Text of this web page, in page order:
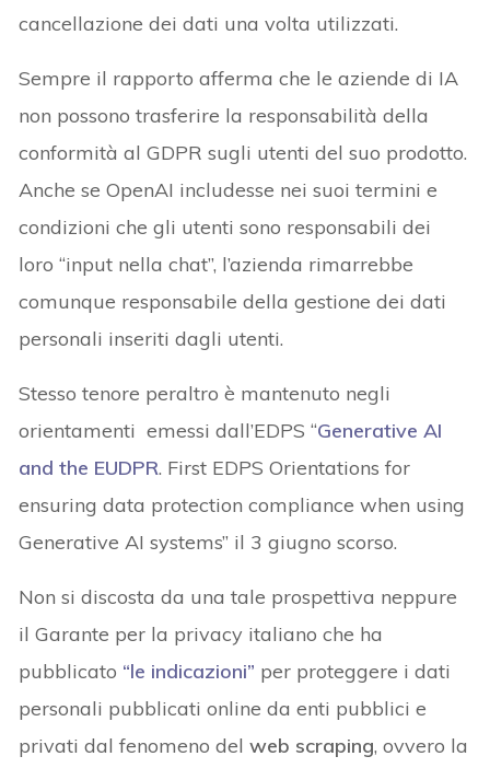
cancellazione dei dati una volta utilizzati.
Sempre il rapporto afferma che le aziende di IA
non possono trasferire la responsabilità della
conformità al GDPR sugli utenti del suo prodotto.
Anche se OpenAI includesse nei suoi termini e
condizioni che gli utenti sono responsabili dei
loro “input nella chat”, l’azienda rimarrebbe
comunque responsabile della gestione dei dati
personali inseriti dagli utenti.
Stesso tenore peraltro è mantenuto negli
orientamenti emessi dall’EDPS “Generative AI
and the EUDPR. First EDPS Orientations for
ensuring data protection compliance when using
Generative AI systems” il 3 giugno scorso.
Non si discosta da una tale prospettiva neppure
il Garante per la privacy italiano che ha
pubblicato “le indicazioni” per proteggere i dati
personali pubblicati online da enti pubblici e
privati dal fenomeno delweb scraping, ovvero la